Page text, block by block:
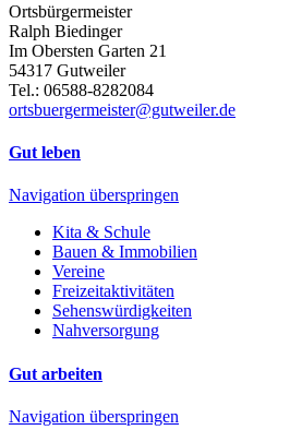
Ortsbürgermeister
Ralph Biedinger
Im Obersten Garten 21
54317 Gutweiler
Tel.: 06588-8282084
ortsbuergermeister@gutweiler.de
Gut leben
Navigation überspringen
Kita & Schule
Bauen & Immobilien
Vereine
Freizeitaktivitäten
Sehenswürdigkeiten
Nahversorgung
Gut arbeiten
Navigation überspringen